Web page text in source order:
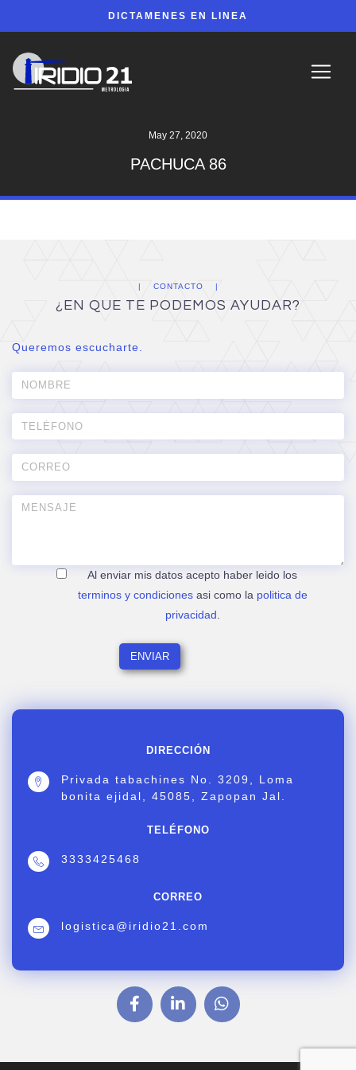
DICTAMENES EN LINEA
May 27, 2020
PACHUCA 86
DIRECCIÓN
Privada tabachines No. 3209, Loma
bonita ejidal, 45085, Zapopan Jal.
TELÉFONO
3333425468
CORREO
logistica@iridio21.com
CONTACTO
¿EN QUE TE PODEMOS AYUDAR?
Queremos escucharte.
Al enviar mis datos acepto haber leido los
terminos y condicionesasi como la politica de
privacidad